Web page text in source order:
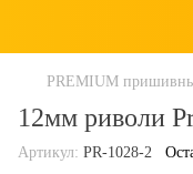
PREMIUM
12мм риволи
Артикул: PR-1028-2